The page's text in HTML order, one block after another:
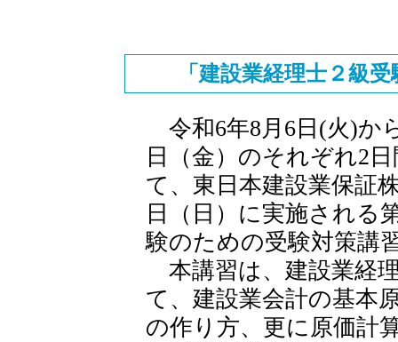
「建設業経理士２級
令和6年8月6日(火)か
日（金）のそれぞれ2
て、東日本建設業保証
日（日）に実施される
験のための受験対策講
本講習は、建設業経
て、建設業会計の基本
の作り方、更に原価計